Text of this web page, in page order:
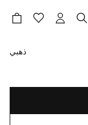
ذهبي